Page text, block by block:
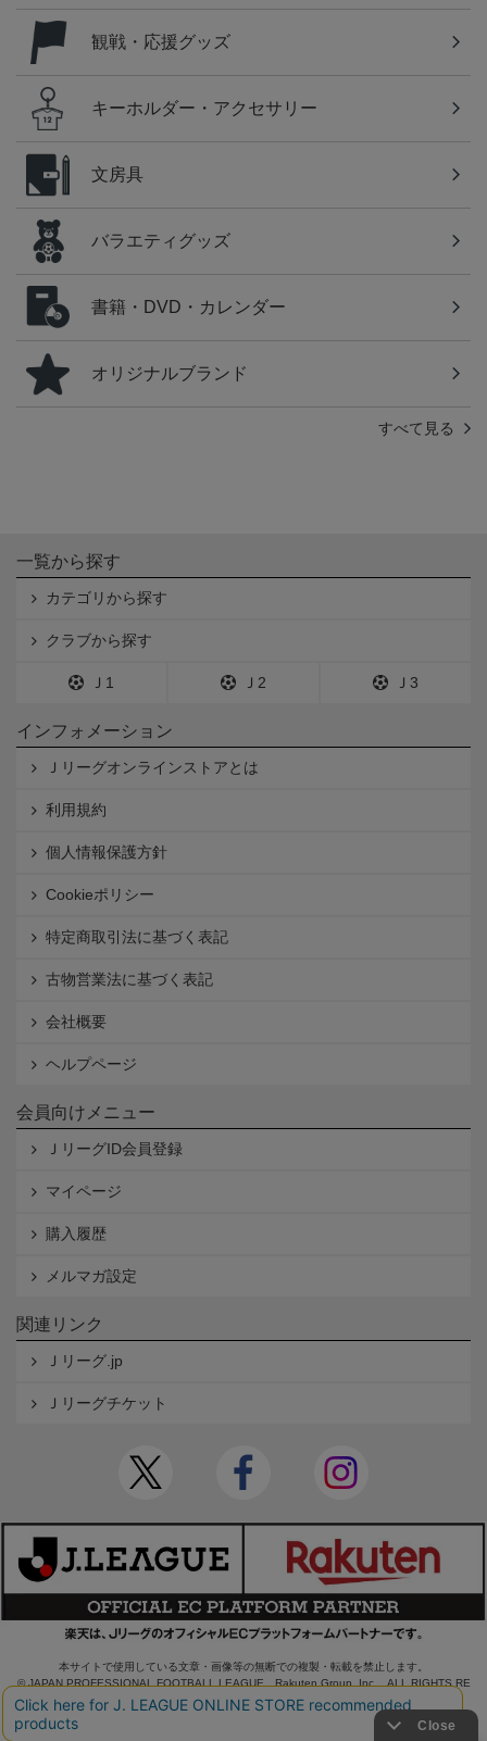
観戦・応援グッズ
キーホルダー・アクセサリー
文房具
バラエティグッズ
書籍・DVD・カレンダー
オリジナルブランド
すべて見る
一覧から探す
カテゴリから探す
クラブから探す
Ｊ1 Ｊ2 Ｊ3
インフォメーション
Ｊリーグオンラインストアとは
利用規約
個人情報保護方針
Cookieポリシー
特定商取引法に基づく表記
古物営業法に基づく表記
会社概要
ヘルプページ
会員向けメニュー
ＪリーグID会員登録
マイページ
購入履歴
メルマガ設定
関連リンク
Ｊリーグ.jp
Ｊリーグチケット
本サイトで使用している文章・画像等の無断での複製・転載を禁止します。
© JAPAN PROFESSIONAL FOOTBALL LEAGUE Rakuten Group, Inc. ALL RIGHTS RE
SERVED.